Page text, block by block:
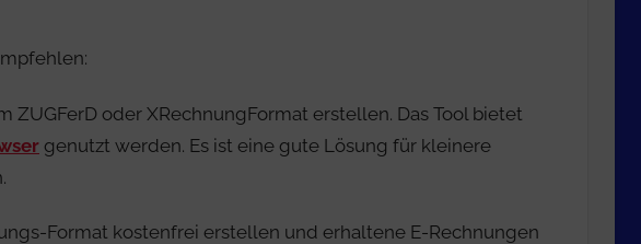
ZUGFerD oder XRechnungFormat erstellen. Das Tool bietet
genutzt werden. Es ist eine gute Lösung für kleinere
Format kostenfrei erstellen und erhaltene E-Rechnungen